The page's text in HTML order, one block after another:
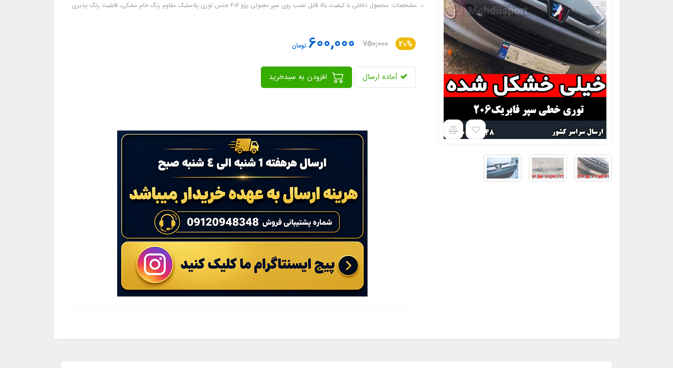
مشخصات: محصول داخلی با کیفیت بالا قابل نصب روی سپر معمولی پژو 206 جنس توری پلاستیک مقاوم رنگ خام مشکی، قابلیت رنگ پذیری
20%
750,000
600,000تومان
آماده ارسال